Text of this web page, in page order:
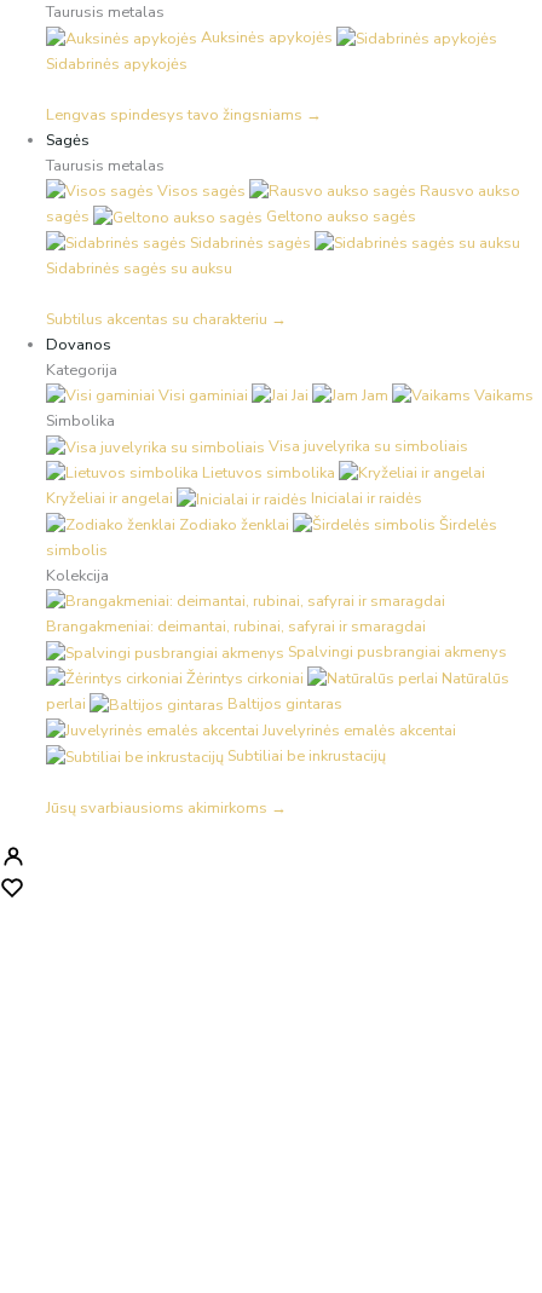
Taurusis metalas
Auksinės apykojės
Sidabrinės apykojės
Lengvas spindesys tavo žingsniams →
Sagės
Taurusis metalas
Visos sagės
Rausvo aukso
sagės
Geltono aukso sagės
Sidabrinės sagės
Sidabrinės sagės su auksu
Subtilus akcentas su charakteriu →
Dovanos
Kategorija
Visi gaminiai
Jai Jam
Vaikams
Simbolika
Visa juvelyrika su simboliais
Lietuvos simbolika
Kryželiai ir angelai
Inicialai ir raidės
Zodiako ženklai
Širdelės
simbolis
Kolekcija
Brangakmeniai: deimantai, rubinai, safyrai ir smaragdai
Spalvingi pusbrangiai akmenys
Žėrintys cirkoniai
Natūralūs
perlai
Baltijos gintaras
Juvelyrinės emalės akcentai
Subtiliai be inkrustacijų
Jūsų svarbiausioms akimirkoms →